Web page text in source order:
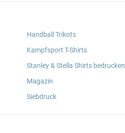
Handball Trikots
Kampfsport T-Shirts
Stanley & Stella Shirts bedrucken
Magazin
Siebdruck